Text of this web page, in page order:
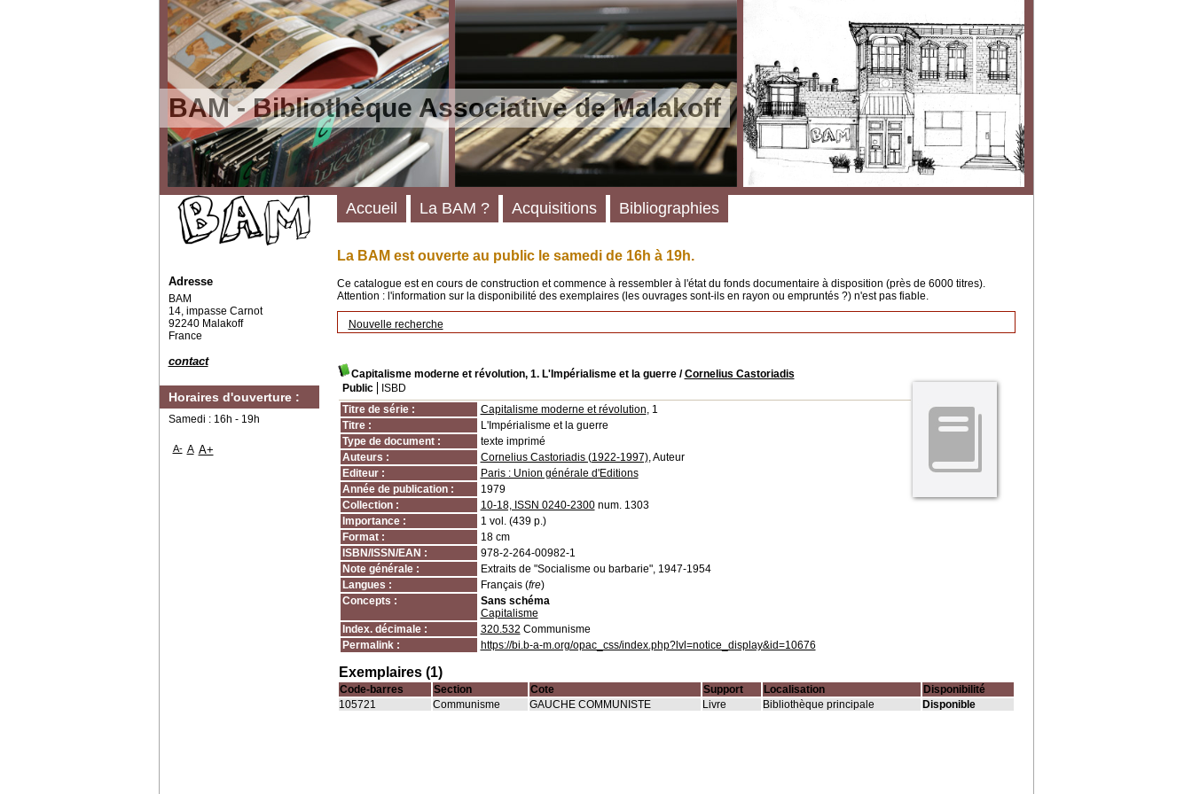
BAM - Bibliothèque Associative de Malakoff
La BAM est ouverte au public le samedi de 16h à 19h.
Ce catalogue est en cours de construction et commence à ressembler à l'état du fonds documentaire à disposition (près de 6000 titres).
Attention : l'information sur la disponibilité des exemplaires (les ouvrages sont-ils en rayon ou empruntés ?) n'est pas fiable.
Nouvelle recherche
Capitalisme moderne et révolution, 1. L'Impérialisme et la guerre/Cornelius Castoriadis
Public
ISBD
Titre de série :
Capitalisme moderne et révolution, 1
Titre :
L'Impérialisme et la guerre
Type de document :
texte imprimé
Auteurs :
Cornelius Castoriadis (1922-1997), Auteur
Editeur :
Paris : Union générale d'Editions
Année de publication :
1979
Collection :
10-18, ISSN 0240-2300num. 1303
Importance :
1 vol. (439 p.)
Format :
18 cm
ISBN/ISSN/EAN :
978-2-264-00982-1
Note générale :
Extraits de "Socialisme ou barbarie", 1947-1954
Langues :
Français (fre)
Concepts :
Sans schéma
Capitalisme
Index. décimale :
320.532 Communisme
Permalink :
https://bi.b-a-m.org/opac_css/index.php?lvl=notice_display&id=10676
Exemplaires (1)
Code-barres Section Cote Support Localisation
Disponibilité
105721
Communisme GAUCHE COMMUNISTE Livre Bibliothèque principale Disponible
Accueil La BAM ? Acquisitions Bibliographies
Adresse
BAM
14, impasse Carnot
92240 Malakoff
France
contact
Horaires d'ouverture :
Samedi : 16h - 19h
A- A A+